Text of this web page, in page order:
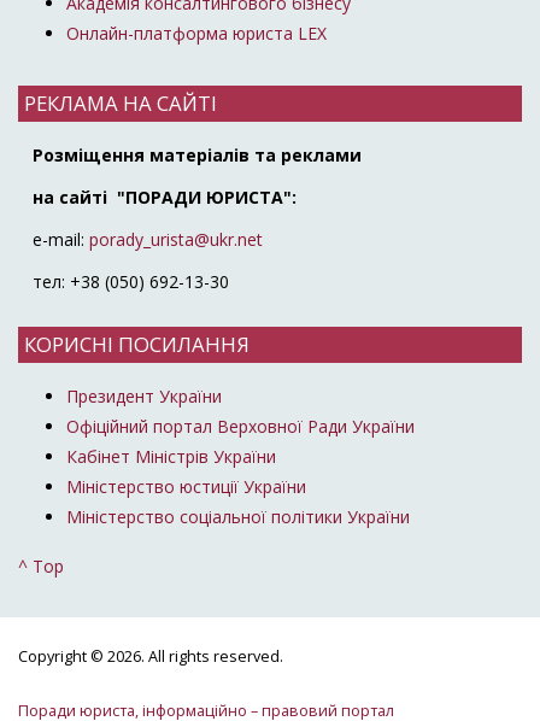
Онлайн-платформа юриста LEX
РЕКЛАМА НА САЙТІ
Розміщення матеріалів та реклами
на сайті "ПОРАДИ ЮРИСТА":
e-mail: porady_urista@ukr.net
тел: +38 (050) 692-13-30
КОРИСНІ ПОСИЛАННЯ
Президент України
Офіційний портал Верховної Ради України
Кабінет Міністрів України
Міністерство юстиції України
Міністерство соціальної політики України
^ Top
Copyright © 2026. All rights reserved.
Поради юриста, інформаційно – правовий портал